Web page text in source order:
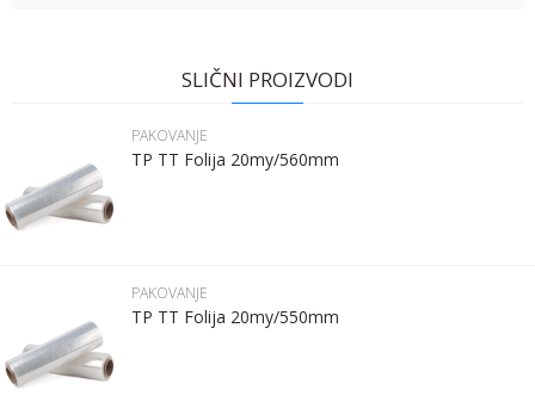
Email:
Komentar:
SLIČNI PROIZVODI
PAKOVANJE
TP TT Folija 20my/560mm
PAKOVANJE
TP TT Folija 20my/550mm